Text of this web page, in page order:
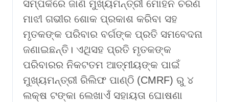
ସମ୍ପର୍କରେ ଜାଣି ମୁଖ୍ୟମନ୍ତ୍ରୀ ମୋହନ ଚରଣ
ମାଝୀ ଗଭୀର ଶୋକ ପ୍ରକାଶ କରିବା ସହ
ମୃତକଙ୍କ ପରିବାର ବର୍ଗଙ୍କ ପ୍ରତି ସମବେଦନା
ଜଣାଇଛନ୍ତି। ଏଥିସହ ପ୍ରତି ମୃତକଙ୍କ
ପରିବାରର ନିକଟତମ ଆତ୍ମୀୟଙ୍କ ପାଇଁ
ମୁଖ୍ୟମନ୍ତ୍ରୀ ରିଲିଫ ପାଣ୍ଠି (CMRF) ରୁ ୪
ଲକ୍ଷ ଟଙ୍କା ଲେଖାଏଁ ସହାୟତା ଘୋଷଣା